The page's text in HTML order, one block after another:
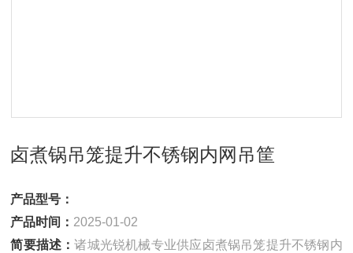
卤煮锅吊笼提升不锈钢内网吊筐
产品型号：
产品时间： 2025-01-02
简要描述：诸城光锐机械专业供应卤煮锅吊笼提升不锈钢内